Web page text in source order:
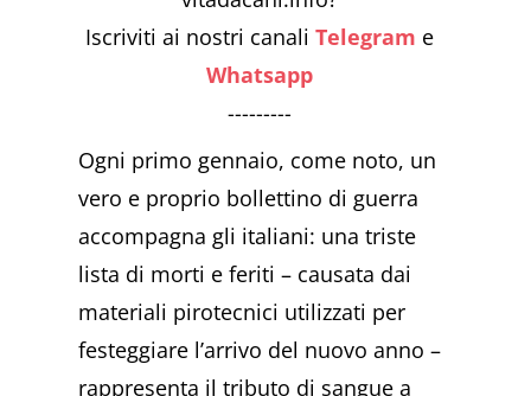
Iscriviti ai nostri canaliTelegram e
Whatsapp
---------
Ogni primo gennaio, come noto, un
vero e proprio bollettino di guerra
accompagna gli italiani: una triste
lista di morti e feriti – causata dai
materiali pirotecnici utilizzati per
festeggiare l’arrivo del nuovo anno –
rappresenta il tributo di sangue a